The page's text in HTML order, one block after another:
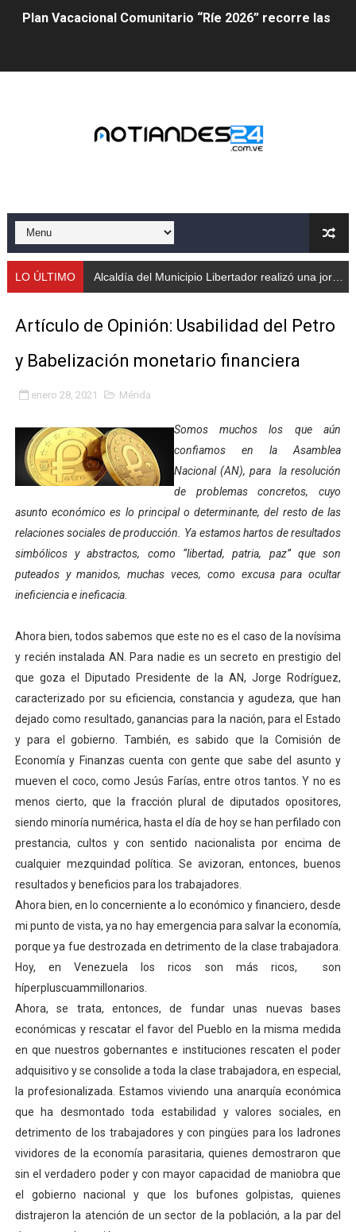
Plan Vacacional Comunitario “Ríe 2026” recorre las
INN-Mérida celebró el Lacto grado para promover el
Fomficc consolida alianzas e impulsa la economía
Niños de Estudiantes de Mérida sembraron 110
Inicia el plan vacacional Venezuela Renace en el
Dictan MasterClass en el marco del Encuentro LAGO
Campo Elías avanza con plan de asfaltado
Encuentro estadal fortalece la coordinación de
Gobernador Arnaldo Sánchez apadrina a más de 993
Venezuela instala su primer detector de
Mérida fortalece su reserva deportiva de cara a
Gobernación de Mérida instalará mesa de trabajo con
Niños merideños potencian su talento en plan
Fundecem ofrece taller de bordado en punto de cruz
Gobierno bolivariano avanza en la transformación del
Niños merideños aprenden sobre gaita de tambora
Balance semestral impulsa inclusión y atención a
LO ÚLTIMO Alcaldía del Municipio Libertador realizó una jornada social integral para adultos mayor
Artículo de Opinión: Usabilidad del Petro
y Babelización monetario financiera
enero 28, 2021 Mérida
Somos muchos los que aún
confiamos en la Asamblea
Nacional (AN), para la resolución
de problemas concretos, cuyo
asunto económico es lo principal o determinante, del resto de las
relaciones sociales de producción. Ya estamos hartos de resultados
simbólicos y abstractos, como “libertad, patria, paz” que son
puteados y manidos, muchas veces, como excusa para ocultar
ineficiencia e ineficacia.
Ahora bien, todos sabemos que este no es el caso de la novísima
y recién instalada AN. Para nadie es un secreto en prestigio del
que goza el Diputado Presidente de la AN, Jorge Rodríguez,
caracterizado por su eficiencia, constancia y agudeza, que han
dejado como resultado, ganancias para la nación, para el Estado
y para el gobierno. También, es sabido que la Comisión de
Economía y Finanzas cuenta con gente que sabe del asunto y
mueven el coco, como Jesús Farías, entre otros tantos. Y no es
menos cierto, que la fracción plural de diputados opositores,
siendo minoría numérica, hasta el día de hoy se han perfilado con
prestancia, cultos y con sentido nacionalista por encima de
cualquier mezquindad política. Se avizoran, entonces, buenos
resultados y beneficios para los trabajadores.
Ahora bien, en lo concerniente a lo económico y financiero, desde
mi punto de vista, ya no hay emergencia para salvar la economía,
porque ya fue destrozada en detrimento de la clase trabajadora.
Hoy, en Venezuela los ricos son más ricos, son
híperpluscuammillonarios.
Ahora, se trata, entonces, de fundar unas nuevas bases
económicas y rescatar el favor del Pueblo en la misma medida
en que nuestros gobernantes e instituciones rescaten el poder
adquisitivo y se consolide a toda la clase trabajadora, en especial,
la profesionalizada. Estamos viviendo una anarquía económica
que ha desmontado toda estabilidad y valores sociales, en
detrimento de los trabajadores y con pingües para los ladrones
vividores de la economía parasitaria, quienes demostraron que
sin el verdadero poder y con mayor capacidad de maniobra que
el gobierno nacional y que los bufones golpistas, quienes
distrajeron la atención de un sector de la población, a la par del